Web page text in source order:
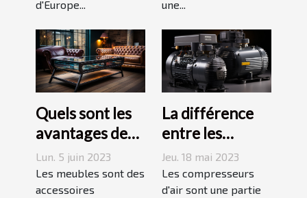
d'Europe...
une...
Quels sont les
avantages des
tables basses
industrielles ?
Lun. 5 juin 2023
Les meubles sont des
accessoires
La différence
entre les
compresseurs à
piston et à vis
Jeu. 18 mai 2023
Les compresseurs
d'air sont une partie